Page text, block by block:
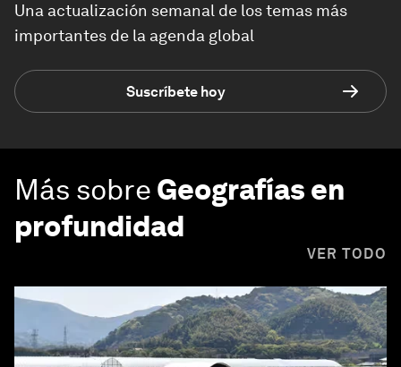
Una actualización semanal de los temas más
importantes de la agenda global
Suscríbete hoy
Más sobre Geografías en
profundidad
VER TODO